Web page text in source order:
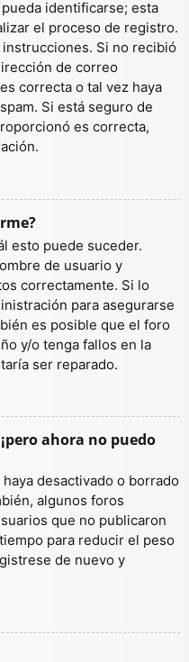
identificarse; esta
el proceso de registro.
Si no recibió
de correo
correcta o tal vez haya
Si está seguro de
es correcta,
esto puede suceder.
de usuario y
correctamente. Si lo
para asegurarse
es posible que el foro
y/o tenga fallos en la
ser reparado.
ahora no puedo
desactivado o borrado
algunos foros
que no publicaron
para reducir el peso
de nuevo y